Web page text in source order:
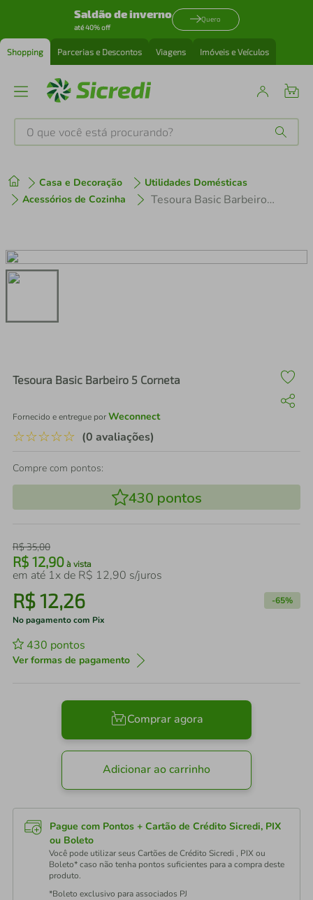
Saldão de inverno
até 40% off
Quero
Shopping Parcerias e Descontos Viagens Imóveis e Veículos
O que você está procurando?
Casa e Decoração
Utilidades Domésticas
Acessórios de Cozinha
Tesoura Basic Barbeiro 5 Corneta
Tesoura Basic Barbeiro 5 Corneta
Fornecido e entregue porWeconnect
☆☆☆☆☆ (0 avaliações)
Compre com pontos:
430 pontos
R$35,00
R$ 12,90 à vista
em até 1x de R$ 12,90 s/juros
R$12,26 -65%
No pagamento com Pix
430 pontos
Ver formas de pagamento
Comprar agora
Adicionar ao carrinho
Pague com Pontos + Cartão de Crédito Sicredi, PIX
ou Boleto
Você pode utilizar seus Cartões de Crédito Sicredi , PIX ou
Boleto* caso não tenha pontos suficientes para a compra deste
produto.
*Boleto exclusivo para associados PJ
1º tenis
3º